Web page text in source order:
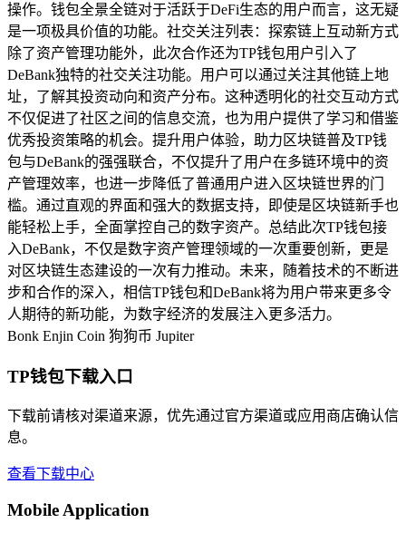
操作。钱包全景全链对于活跃于DeFi生态的用户而言，这无疑
是一项极具价值的功能。社交关注列表：探索链上互动新方式
除了资产管理功能外，此次合作还为TP钱包用户引入了
DeBank独特的社交关注功能。用户可以通过关注其他链上地
址，了解其投资动向和资产分布。这种透明化的社交互动方式
不仅促进了社区之间的信息交流，也为用户提供了学习和借鉴
优秀投资策略的机会。提升用户体验，助力区块链普及TP钱
包与DeBank的强强联合，不仅提升了用户在多链环境中的资
产管理效率，也进一步降低了普通用户进入区块链世界的门
槛。通过直观的界面和强大的数据支持，即使是区块链新手也
能轻松上手，全面掌控自己的数字资产。总结此次TP钱包接
入DeBank，不仅是数字资产管理领域的一次重要创新，更是
对区块链生态建设的一次有力推动。未来，随着技术的不断进
步和合作的深入，相信TP钱包和DeBank将为用户带来更多令
人期待的新功能，为数字经济的发展注入更多活力。
Bonk Enjin Coin 狗狗币 Jupiter
TP钱包下载入口
下载前请核对渠道来源，优先通过官方渠道或应用商店确认信
息。
查看下载中心
Mobile Application